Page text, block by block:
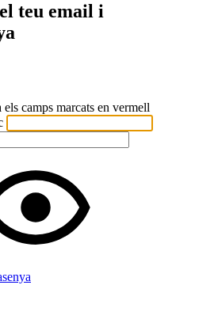
teu email i
els camps marcats en vermell